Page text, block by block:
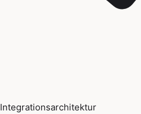
Integrationsarchitektur